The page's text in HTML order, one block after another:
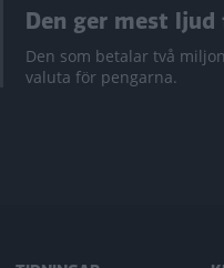
Den ger mest ljud
Den som betalar två
valuta för pengarna.